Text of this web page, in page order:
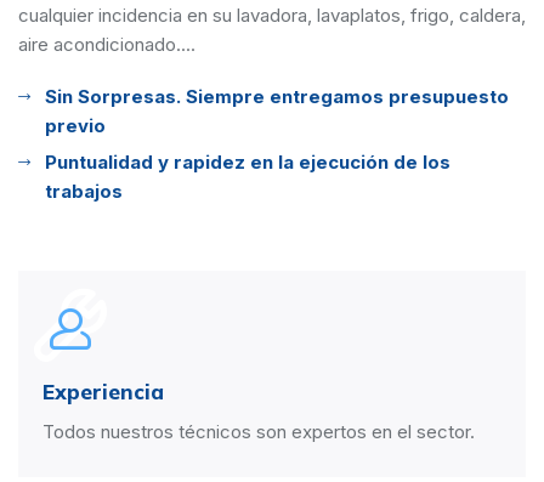
cualquier incidencia en su lavadora, lavaplatos, frigo, caldera,
aire acondicionado....
Sin Sorpresas. Siempre entregamos presupuesto
previo
Puntualidad y rapidez en la ejecución de los
trabajos
Experiencia
Todos nuestros técnicos son expertos en el sector.